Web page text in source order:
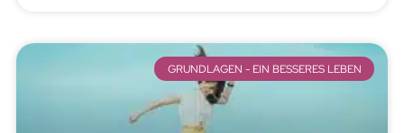
GRUNDLAGEN - EIN BESSERES LEBEN